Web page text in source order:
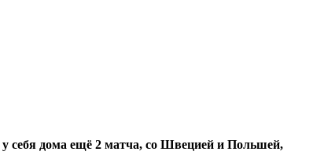
себя дома ещё 2 матча, со Швецией и Польшей,